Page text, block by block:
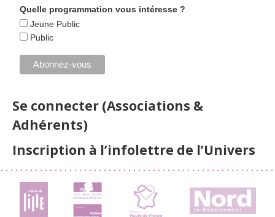
Quelle programmation vous intéresse ?
Jeune Public
Public
Se connecter (Associations &
Adhérents)
Inscription à l’infolettre de l’Univers